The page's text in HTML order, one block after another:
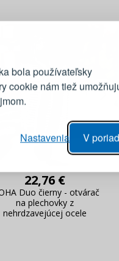
bola používateľsky
cookie nám tiež
V
Nastavenia
22,76 €
Duo čierny - otvárač
na plechovky z
nehrdzavejúcej ocele
E-mail
PRIHLÁSIŤ
Pripomenutie